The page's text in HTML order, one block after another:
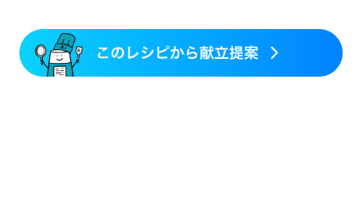
乳がん（放射線治療中）
乳がん治療を終えた方・経過観察中の方など
胃がん（抗がん剤治療中）